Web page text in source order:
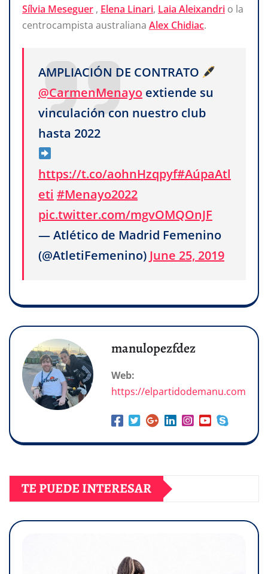
Sílvia Meseguer , Elena Linari, Laia Aleixandri o la
centrocampista australiana Alex Chidiac.
AMPLIACIÓN DE CONTRATO
@CarmenMenayo extiende su
vinculación con nuestro club
hasta 2022
https://t.co/aohnHzqpyf#AúpaAtl
eti #Menayo2022
pic.twitter.com/mgvOMQOnJF
— Atlético de Madrid Femenino
(@AtletiFemenino) June 25, 2019
manulopezfdez
Web:
https://elpartidodemanu.com
TE PUEDE INTERESAR